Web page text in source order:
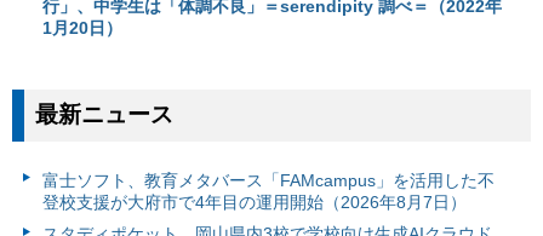
行」、中学生は「体調不良」＝serendipity 調べ＝（2022年
1月20日）
最新ニュース
富⼠ソフト、教育メタバース「FAMcampus」を活用した不
登校支援が大府市で4年目の運用開始（2026年8月7日）